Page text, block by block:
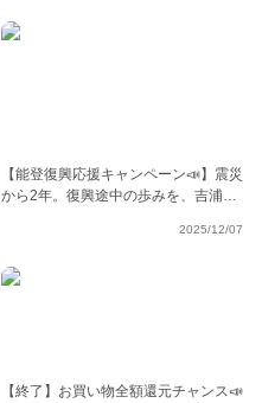
【能登復興応援キャンペーン📣】震災
から2年。復興途中の歩みを、吉浦さ
2025/12/07
【終了】お買い物全額還元チャンス📣